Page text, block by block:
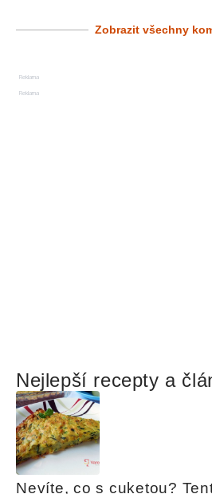
Zobrazit všechny
Reklama
Reklama
Nejlepší recepty a
Nevíte, co s cuketou?